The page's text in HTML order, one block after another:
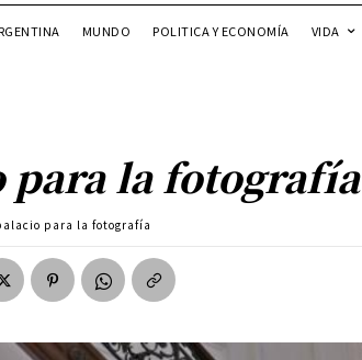
MUNDO POLITICA Y ECONOMÍA VIDA
para la fotografía
para la fotografía